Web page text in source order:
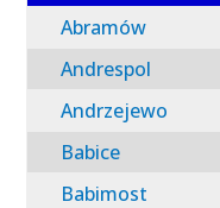
Abramów
Andrespol
Andrzejewo
Babice
Babimost